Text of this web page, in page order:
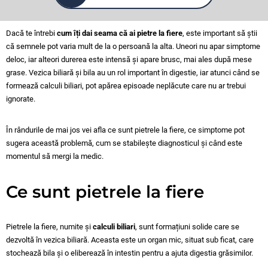
Dacă te întrebi cum îți dai seama că ai pietre la fiere, este important să știi
că semnele pot varia mult de la o persoană la alta. Uneori nu apar simptome
deloc, iar alteori durerea este intensă și apare brusc, mai ales după mese
grase. Vezica biliară și bila au un rol important în digestie, iar atunci când se
formează calculi biliari, pot apărea episoade neplăcute care nu ar trebui
ignorate.
În rândurile de mai jos vei afla ce sunt pietrele la fiere, ce simptome pot
sugera această problemă, cum se stabilește diagnosticul și când este
momentul să mergi la medic.
Ce sunt pietrele la fiere
Pietrele la fiere, numite și calculi biliari, sunt formațiuni solide care se
dezvoltă în vezica biliară. Aceasta este un organ mic, situat sub ficat, care
stochează bila și o eliberează în intestin pentru a ajuta digestia grăsimilor.